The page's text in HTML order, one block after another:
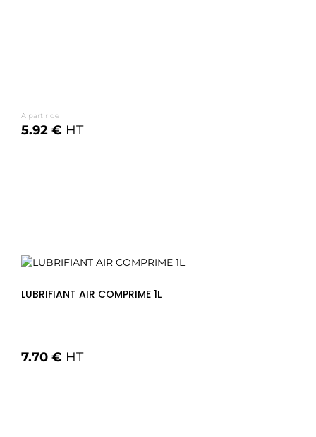
A partir de
5.92 € HT
LUBRIFIANT AIR COMPRIME 1L
7.70 € HT